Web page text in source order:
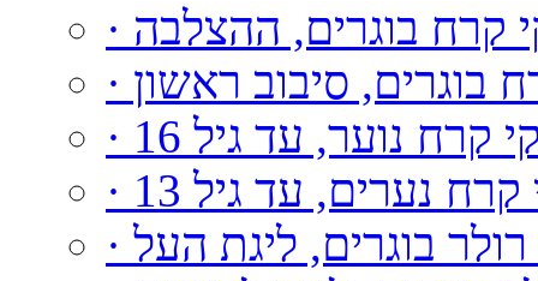
קרח בוגרים, ההצלבה
בוגרים, סיבוב ראשון
קרח נוער, עד גיל 16
קרח נערים, עד גיל 13
רולר בוגרים, ליגת העל